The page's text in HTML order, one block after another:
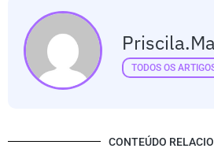
TODOS OS
CONTEÚDO